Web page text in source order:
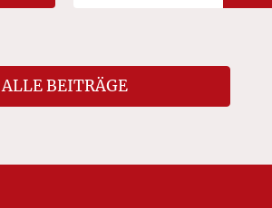
ALLE BEITRÄGE